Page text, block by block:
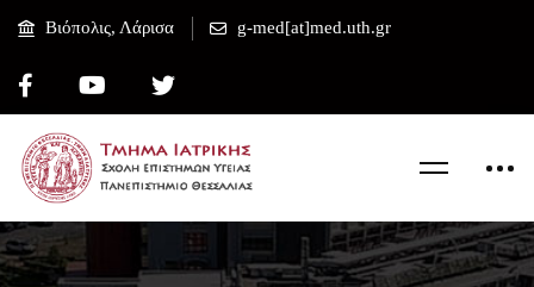
Βιόπολις, Λάρισα g-med[at]med.uth.gr